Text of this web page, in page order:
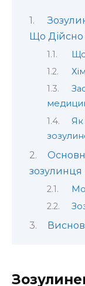
Що
Що
Як
зозулинця